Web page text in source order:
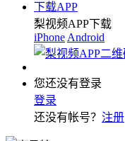
下载APP
梨视频APP下载
iPhone Android
您还没有登录
登录
还没有帐号？ 注册